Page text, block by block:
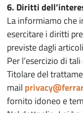
6. Diritti
La informiamo che
esercitare i diritti
previste dagli
Per l’esercizio di
Titolare del
mail
fornito idoneo e